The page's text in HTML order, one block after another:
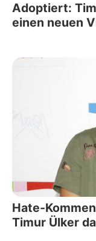
Adoptiert:
einen neuen
Hate-
Timur Ülker